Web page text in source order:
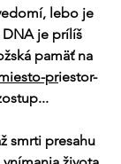
lebo je
je prílíš
pamäť na
priestor-
smrti presahu